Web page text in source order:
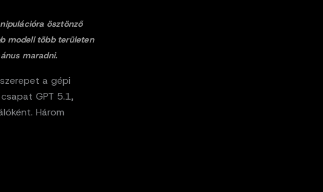
ösztönző
modell több területen
maradni.
a gépi
GPT 5.1,
Három